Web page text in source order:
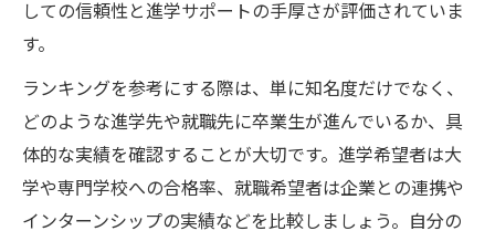
しての信頼性と進学サポートの手厚さが評価されていま
す。
ランキングを参考にする際は、単に知名度だけでなく、
どのような進学先や就職先に卒業生が進んでいるか、具
体的な実績を確認することが大切です。進学希望者は大
学や専門学校への合格率、就職希望者は企業との連携や
インターンシップの実績などを比較しましょう。自分の